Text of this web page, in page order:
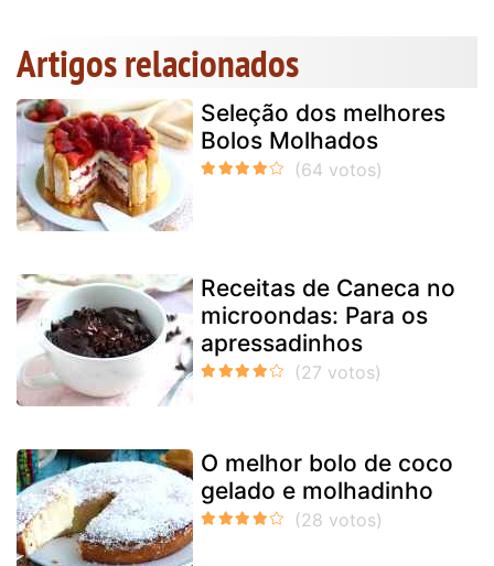
Artigos relacionados
Seleção dos melhores
Bolos Molhados
Receitas de Caneca no
microondas: Para os
apressadinhos
O melhor bolo de coco
gelado e molhadinho